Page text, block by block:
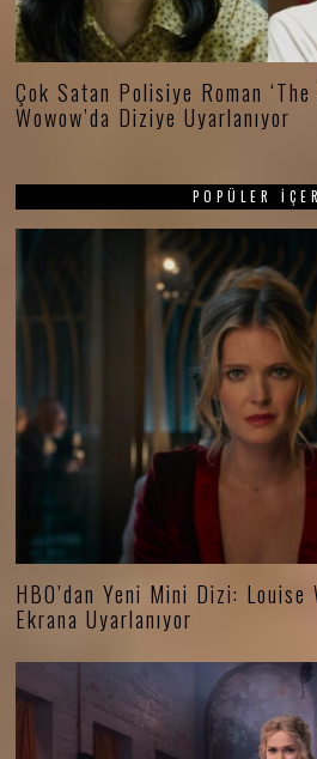
Çok Satan Polisiye Roman ‘The
Wowow’da Diziye Uyarlanıyor
POPÜLER
HBO’dan Yeni Mini Dizi: Louise
Ekrana Uyarlanıyor